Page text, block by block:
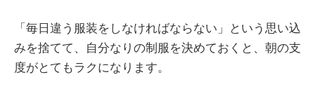
「毎日違う服装をしなければならない」という思い込
みを捨てて、自分なりの制服を決めておくと、朝の支
度がとてもラクになります。